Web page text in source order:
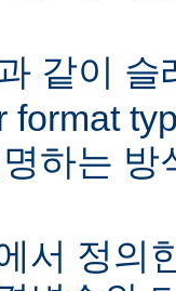
같이 슬
format
하는 방
서 정의